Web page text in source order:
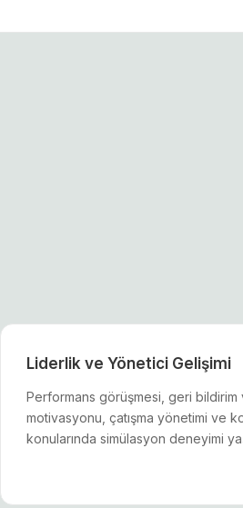
Liderlik ve Yönetici Gelişimi
Performans görüşmesi, geri bildirim
motivasyonu, çatışma yönetimi ve
konularında simülasyon deneyimi